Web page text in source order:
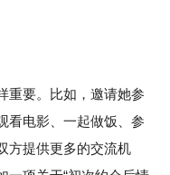
重要。比如，邀请她参
看电影、一起做饭、参
方提供更多的交流机